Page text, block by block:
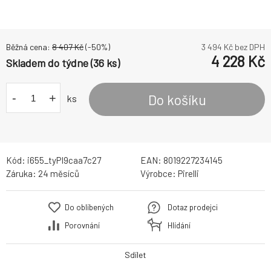
Běžná cena: 8 407Kč(-50%) 3 494 Kč bez DPH
Skladem do týdne (36 ks) 4 228 Kč
- + ks Do košíku
Kód: i655_tyPI9caa7c27 EAN: 8019227234145
Záruka: 24 měsíců Výrobce: Pirelli
Do oblíbených
Porovnání
Dotaz prodejci
Hlídání
Sdílet